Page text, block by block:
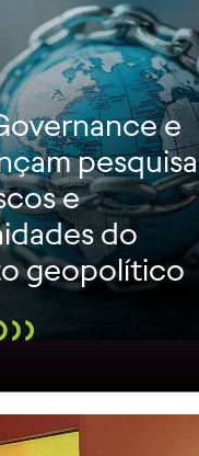
e
pesquisa
e
do
geopolítico